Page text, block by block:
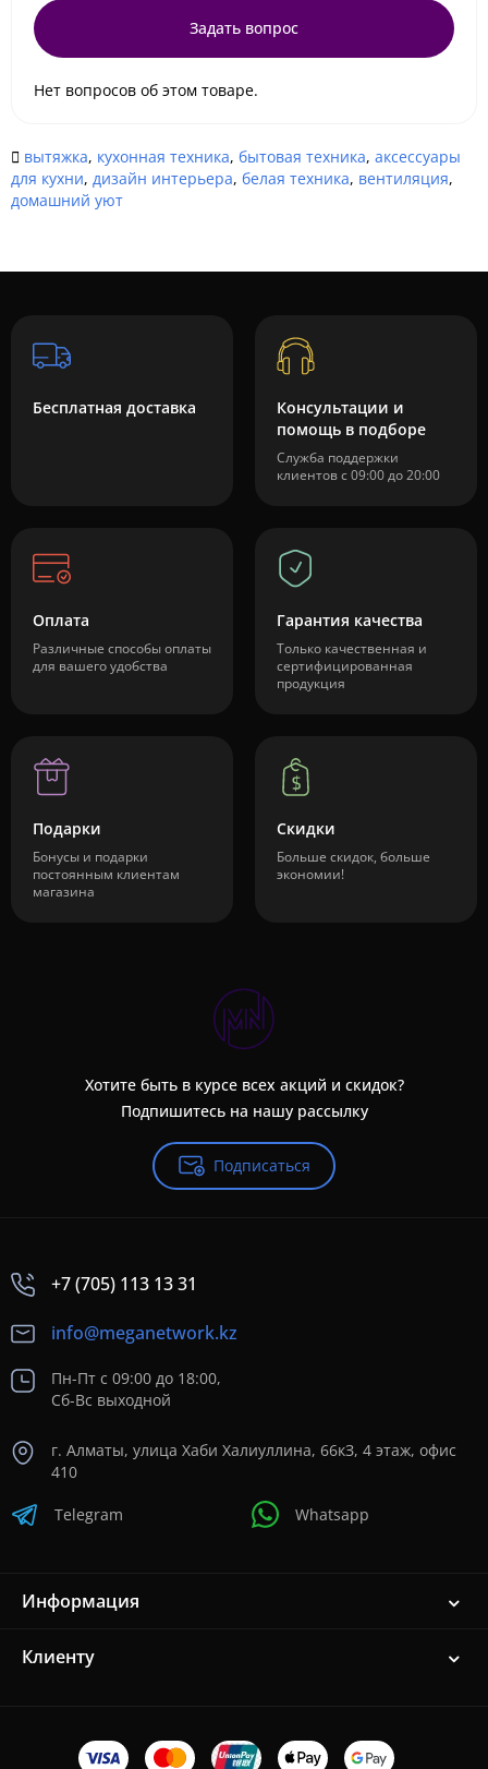
Задать вопрос
Нет вопросов об этом товаре.
вытяжка, кухонная техника, бытовая техника, аксессуары
для кухни, дизайн интерьера, белая техника, вентиляция,
домашний уют
Бесплатная доставка
Консультации и
помощь в подборе
Служба поддержки
клиентов с 09:00 до 20:00
Оплата
Различные способы оплаты
для вашего удобства
Гарантия качества
Только качественная и
сертифицированная
продукция
Подарки
Бонусы и подарки
постоянным клиентам
магазина
Скидки
Больше скидок, больше
экономии!
Хотите быть в курсе всех акций и скидок?
Подпишитесь на нашу рассылку
Подписаться
+7 (705) 113 13 31
info@meganetwork.kz
Пн-Пт с 09:00 до 18:00,
Сб-Вс выходной
г. Алматы, улица Хаби Халиуллина, 66кЗ, 4 этаж, офис
410
Telegram Whatsapp
Информация
Клиенту